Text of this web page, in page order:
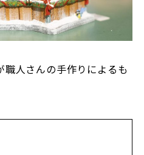
人さんの手作りによるも